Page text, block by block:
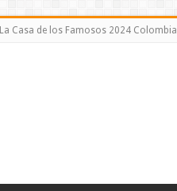
La Casa de los Famosos 2024 Colombia